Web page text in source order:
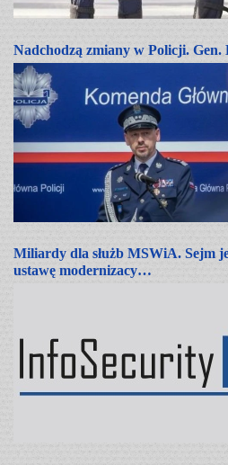
Nadchodzą zmiany w Policji.
Miliardy dla służb MSWiA. Sejm
ustawę modernizacy…